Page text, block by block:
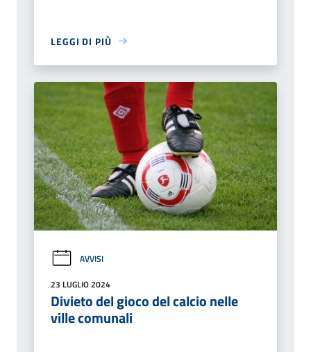
LEGGI DI PIÙ
AVVISI
23 LUGLIO 2024
Divieto del gioco del calcio nelle
ville comunali